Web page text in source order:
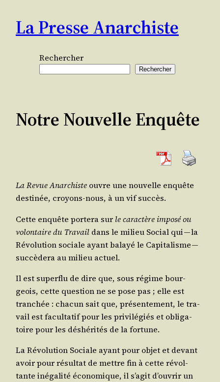
contenu
La Presse Anarchiste
Rechercher
Rechercher
Notre Nouvelle Enquête
La Revue Anar­chiste ouvre une nou­velle enquête
des­ti­née, croyons-nous, à un vif succès.
Cette enquête por­te­ra sur le carac­tère impo­sé ou
volon­taire du Tra­vail dans le milieu Social qui — la
Révo­lu­tion sociale ayant balayé le Capi­ta­lisme —
suc­cè­de­ra au milieu actuel.
Il est super­flu de dire que, sous régime bour­
geois, cette ques­tion ne se pose pas ; elle est
tran­chée : cha­cun sait que, pré­sen­te­ment, le tra­
vail est facul­ta­tif pour les pri­vi­lé­giés et obli­ga­
toire pour les déshé­ri­tés de la fortune.
La Révo­lu­tion Sociale ayant pour objet et devant
avoir pour résul­tat de mettre fin à cette révol­
tante inéga­li­té éco­no­mique, il s’agit d’ouvrir un